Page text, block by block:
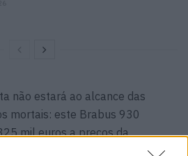
não estará ao alcance das
mortais: este Brabus 930
mil euros a preços da